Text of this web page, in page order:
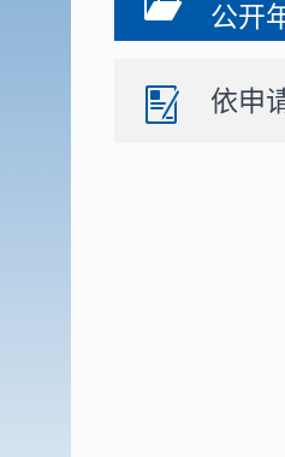
公开
依申